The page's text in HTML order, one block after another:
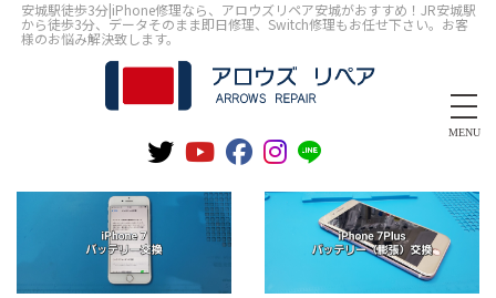
安城駅徒歩3分|iPhone修理なら、アロウズリペア安城がおすすめ！JR安城駅
から徒歩3分、データそのまま即日修理、Switch修理もお任せ下さい。お客
様のお悩み解決致します。
MENU